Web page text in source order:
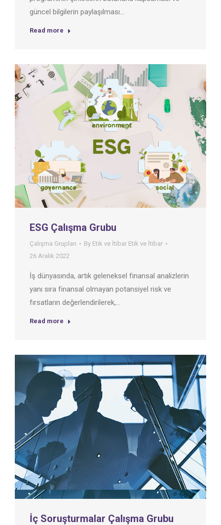
güncel bilgilerin paylaşılması…
Read more
ESG Çalışma Grubu
Çalışma Grupları By Etik ve İtibar Etik ve İtibar
26 Aralık 2022
İş dünyasında, artık geleneksel finansal analizlerin
yanı sıra finansal olmayan potansiyel risk ve
fırsatların değerlendirilerek,…
Read more
İç Soruşturmalar Çalışma Grubu